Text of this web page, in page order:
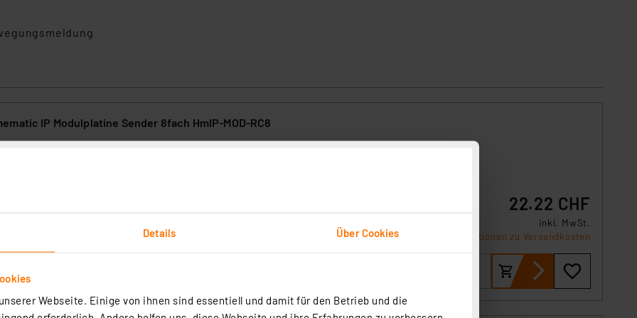
Details Über Cookies
Webseite. Einige von ihnen sind essentiell und damit für den Betrieb und die
IP Modulplatine Sender 8fach HmIP-MOD-RC8
werden können. ***** Hinweis: Hierbei handelt es sich um einen Bausatz,
22.22 CHF
inkl. MwSt.
Informationen zu Versandkosten